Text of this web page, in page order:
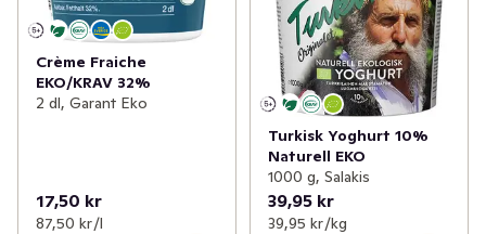
Crème Fraiche
EKO/KRAV 32%
2 dl, Garant Eko
17,50 kr
87,50 kr /l
Turkisk Yoghurt 10%
Naturell EKO
1000 g, Salakis
39,95 kr
39,95 kr /kg